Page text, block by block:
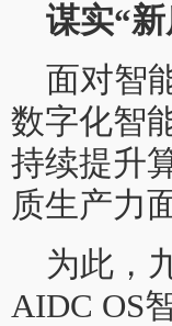
谋实“
面对智
数字化智
持续提升
质生产力
为此，
AIDC OS